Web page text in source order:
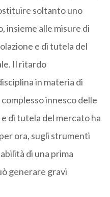
soltanto uno
insieme alle misure di
e di tutela del
Il ritardo
in materia di
innesco delle
di tutela del mercato ha
ora, sugli strumenti
di una prima
generare gravi